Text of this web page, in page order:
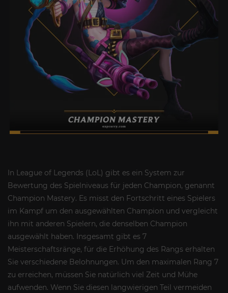
In League of Legends (LoL) gibt es ein System zur
Bewertung des Spielniveaus für jeden Champion, genannt
Champion Mastery. Es misst den Fortschritt eines Spielers
im Kampf um den ausgewählten Champion und vergleicht
ihn mit anderen Spielern, die denselben Champion
ausgewählt haben. Insgesamt gibt es 7
Meisterschaftsränge, für die Erhöhung des Rangs erhalten
Sie verschiedene Belohnungen. Um den maximalen Rang 7
zu erreichen, müssen Sie natürlich viel Zeit und Mühe
aufwenden. Wenn Sie diesen langwierigen Teil vermeiden